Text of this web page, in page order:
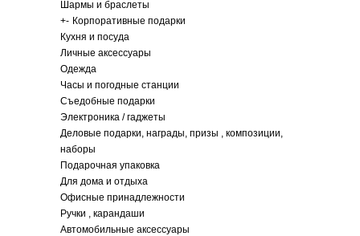
Шармы и браслеты
+- Корпоративные подарки
Кухня и посуда
Личные аксессуары
Одежда
Часы и погодные станции
Съедобные подарки
Электроника / гаджеты
Деловые подарки, награды, призы , композиции,
наборы
Подарочная упаковка
Для дома и отдыха
Офисные принадлежности
Ручки , карандаши
Автомобильные аксессуары